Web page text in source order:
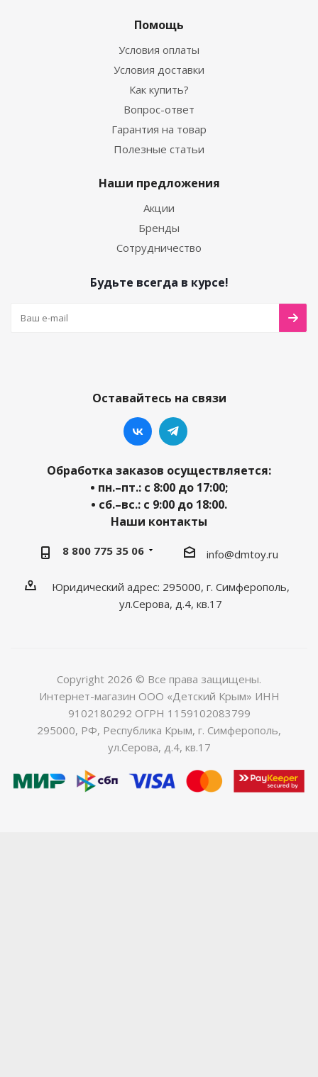
Помощь
Условия оплаты
Условия доставки
Как купить?
Вопрос-ответ
Гарантия на товар
Полезные статьи
Наши предложения
Акции
Бренды
Сотрудничество
Будьте всегда в курсе!
Оставайтесь на связи
Обработка заказов осуществляется:
• пн.–пт.: с 8:00 до 17:00;
• сб.–вс.: с 9:00 до 18:00.
Наши контакты
8 800 775 35 06 info@dmtoy.ru
Юридический адрес: 295000, г. Симферополь,
ул.Серова, д.4, кв.17
Copyright 2026 © Все права защищены.
Интернет-магазин ООО «Детский Крым» ИНН
9102180292 ОГРН 1159102083799
295000, РФ, Республика Крым, г. Симферополь,
ул.Серова, д.4, кв.17